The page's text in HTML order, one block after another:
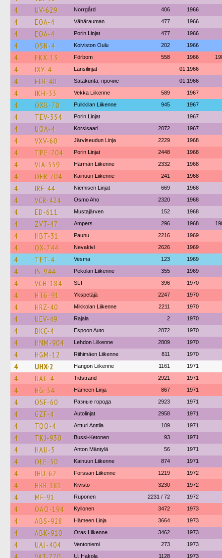
4 UV-629 Norrgård 406 1966
4 EOA-4 Vähärauman 477 1966
4 EOA-4 Porin Linjat 477 1966
4 OSN-4 Koiviston Oulu 202 1966
4 EKX-13 Förbom 558 1966
4 IXY-4 Länsilinjat 01.1966
4 ELR-40 Satakunta, прочие 01.1966
4 IKH-33 Vekka Liikenne 589 1967
4 OXB-70 Pulkkilan Liikenne 945 1967
4 TEV-354 Porin Linjat 1967
4 UOA-4 Korsisaari 2072 1967
4 VXV-60 Järviseudun Linja 2229 1968
4 TPE-704 Porin Linjat 2448 1968
4 VJA-559 Härmän Liikenne 2332 1968
4 OER-704 Kainuun Liikenne 241 1968
4 IRF-44 Niemisen Linjat 669 1968
4 VCR-424 Osmo Aho 2320 1968
4 ED-611 Mustajärven 152 1968
4 ZVT-47 Ampers 296 1968
4 HBT-31 Paunu 2216 1969
4 OX-744 Nevakivi 2626 1969
4 TET-4 Vesma 123 1969
4 IS-944 Pekolan Liikenne 355 1969
4 VCH-184 SLT 396 1970
4 HTG-91 Ykspetäjä 2247 1970
4 HRZ-40 Mikkolan Liikenne 2211 1970
4 UEV-49 Rajala 2 1970
4 BKC-4 Espoon Auto 2872 1970
4 HNM-904 Lehdon Liikenne 2809 1970
4 HGM-12 Riihimäen Liikenne 811 1970
4 UHX-2 Hangon Liikenne 1161 1971
4 UAC-4 Tidstrand 2921 1971
4 HG-34 Hämeen Linja 867 1971
4 OSF-60 Разные города 2923 1971
4 GZF-4 Autolinjat 2958 1971
4 TOO-4 Artturi Anttila 109 1971
4 TKJ-930 Bussi-Ketonen 93 1971
4 HAU-5 Anton Mäntylä 56 1971
4 OLE-50 Kainuun Liikenne 874 1971
4 IHU-62 Forssan Liikenne 1219 1972
4 HRR-181 Kivistö 3230 1972
4 MF-91 Ruponen 2231 / 72 1972
4 OAO-194 Kyllonen 3472 1973
4 ABS-928 Hämeen Linja 3664 1973
4 ABK-910 Oras Liikenne 3462 1973
4 UAJ-404 Ventoniemi 273 1973
U. Hakola 1128 1973